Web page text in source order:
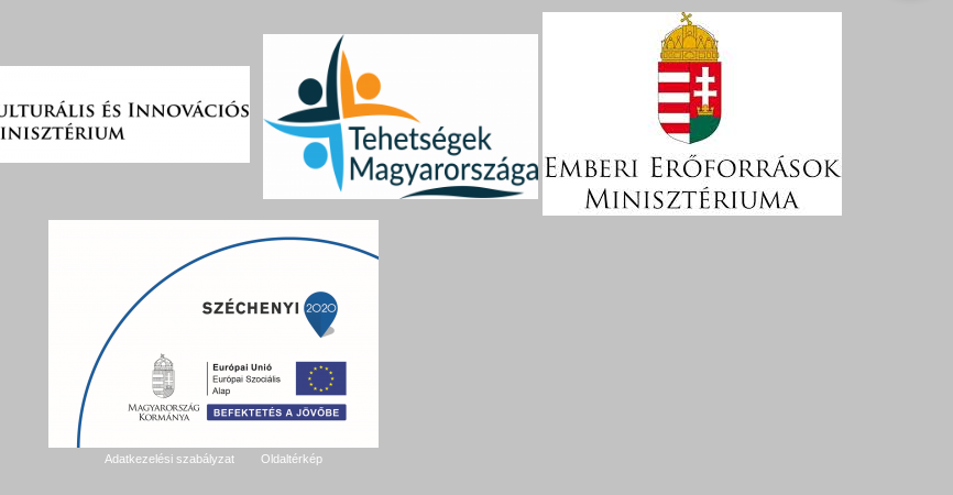
Adatkezelési szabályzat Oldaltérkép